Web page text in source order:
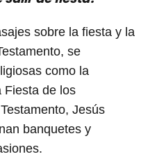
sobre la fiesta y la
se
como la
Fiesta de los
Jesús
banquetes y